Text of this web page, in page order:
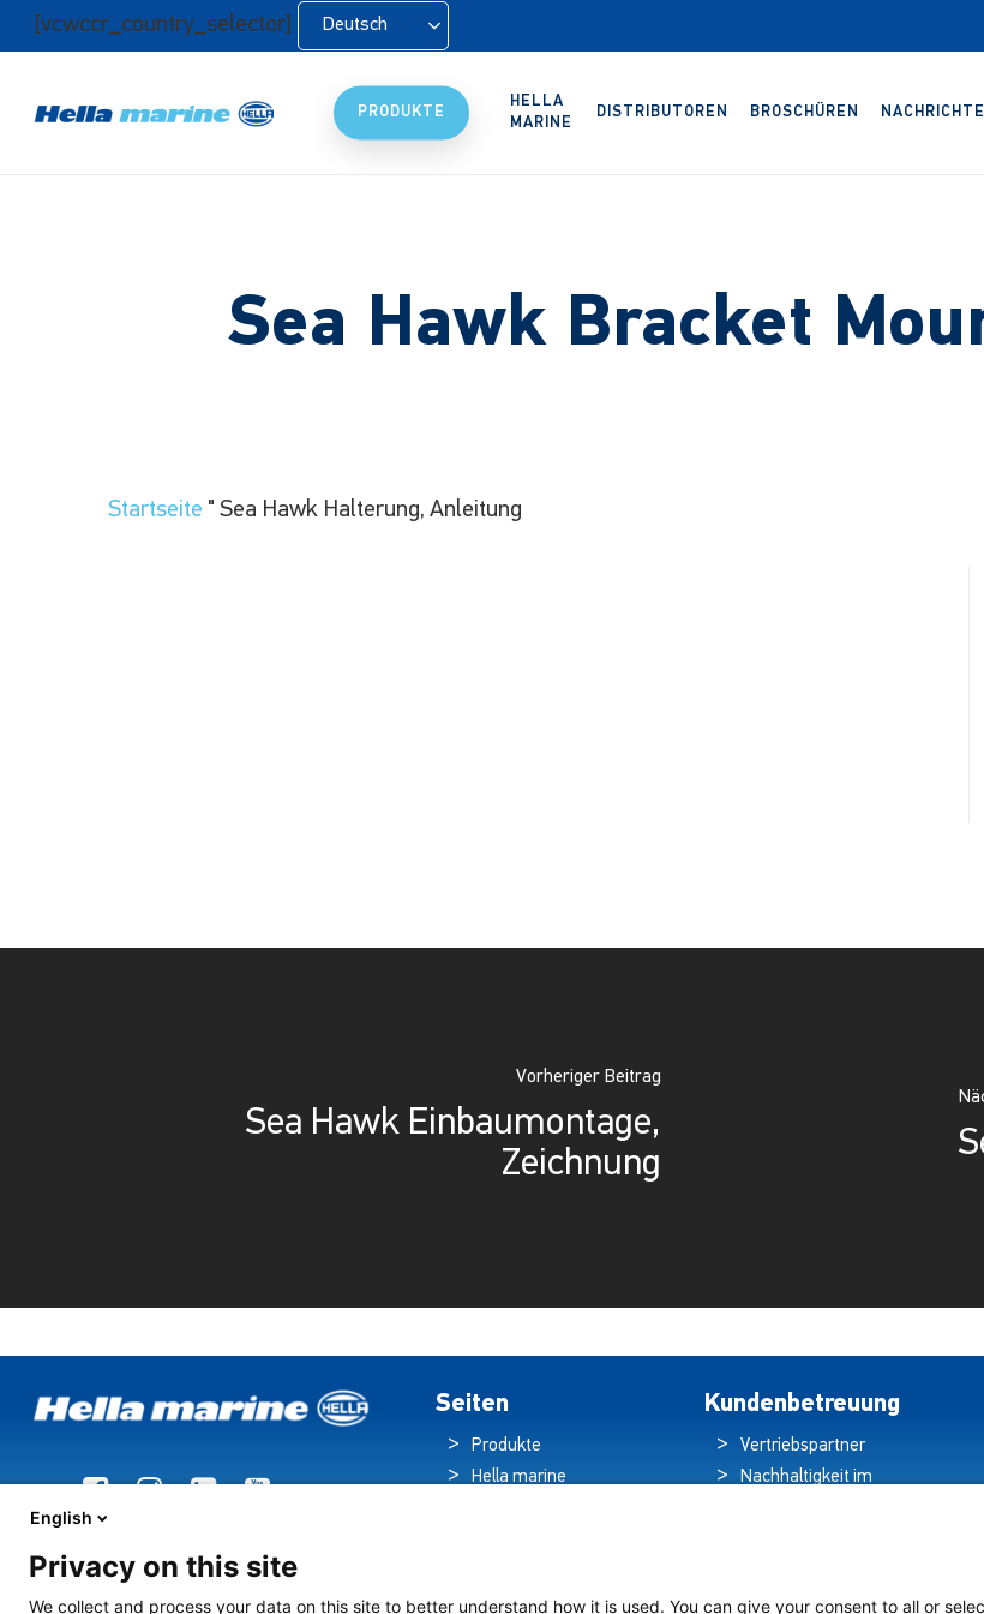
Zum[vcwccr_country_selector] Deutsch
PRODUKTE
HELLA
MARINE
DISTRIBUTOREN BROSCHÜREN
Sea Hawk Bracket
Startseite " Sea Hawk Halterung, Anleitung
Vorheriger Beitrag
Sea Hawk Einbaumontage,
Zeichnung
Seiten
Produkte
Hella marine
Beleuchtung auf
Kundenbetreuung
Vertriebspartner
Nachhaltigkeit im
Erklärung zum
English
Privacy on this site
We collect and process your data on this site to better understand how it is used. You can give your consent to all or